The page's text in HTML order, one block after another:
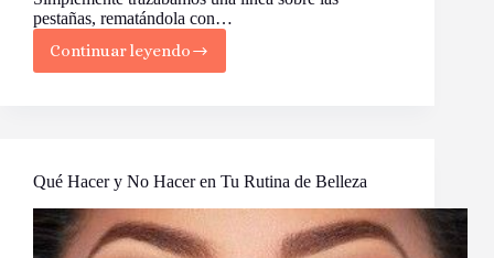
pestañas, rematándola con…
Continuar leyendo
“Ojos
de
Peculiar
Aplicar
Delineador
Qué Hacer y No Hacer en Tu Rutina de Belleza